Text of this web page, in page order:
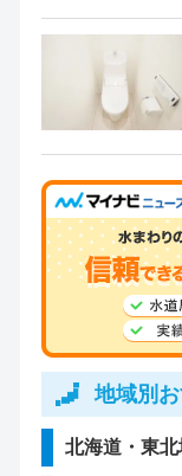
クチコミ
4.1
（198件）
ー
3.7
地域別
北海道・東北